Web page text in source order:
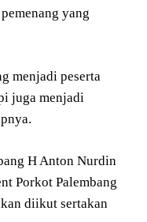
yang
menjadi peserta
juga menjadi
H Anton Nurdin
Porkot Palembang
diikut sertakan